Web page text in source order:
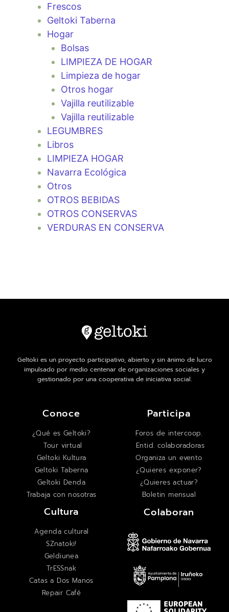
Frescos
Geltoki Taberna
Hogar
Bolsas
LIMPIEZA DE HOGAR
Limpieza de hogar
Otros hogar
Vajilla reutilizable
Vajilla reutilizable
LEGUMBRES
Libros
LIMPIEZA HOGAR
Navarra Ecológica
Otros
OTROS BEBIDAS
OTROS CONSERVAS
VERDURAS EN CONSERVA
Geltoki es un proyecto participativo, abierto y sin ánimo de lucro
impulsado por medio centenar de organizaciones sociales y
gestionado por una cooperativa de iniciativa social.
Conoce
¿Qué es Geltoki?
Tour virtual
Geltoki Kultura
Geltoki Taberna
Geltoki Denda
Trabaja con nosotras
Participa
Foros de intercoop.
Entid. colaboradoras
Organiza un evento
¿Quieres exponer?
¿Quieres actuar?
Boletin mensual
Cultura
Agenda cultural
SZnatoki!
Geldiunea
TrESSnak
Catas a Dos Manos
Repair Café
Colaboran